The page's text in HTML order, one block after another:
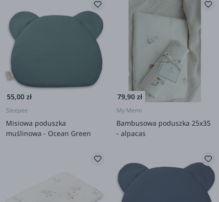
55,00 zł
Sleepee
Misiowa poduszka
muślinowa - Ocean Green
79,90 zł
My Memi
Bambusowa poduszka 25x35
- alpacas